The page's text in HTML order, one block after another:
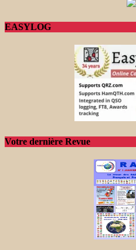
EASYLOG
Votre dernière Revue